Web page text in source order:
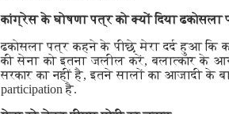
कांग्रेस के घोषणा पत्र को क्यों दिया ढकोसला
ढकोसला पत्र कहने के पीछे मेरा दर्द हुआ कि
की सेना को इतना जलील करें, बलात्कार के
सरकार का नहीं है, इतने सालों का आजादी के
participation है.